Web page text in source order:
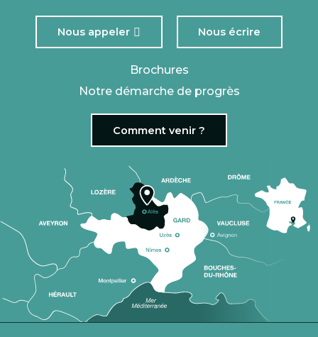
Nous appeler Nous écrire
Brochures
Notre démarche de progrès
Comment venir ?